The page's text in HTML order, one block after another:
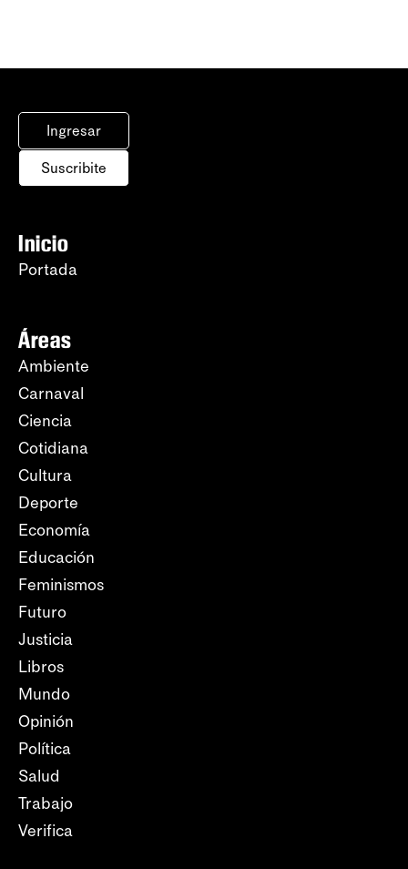
Ingresar
Suscribite
Inicio
Portada
Áreas
Ambiente
Carnaval
Ciencia
Cotidiana
Cultura
Deporte
Economía
Educación
Feminismos
Futuro
Justicia
Libros
Mundo
Opinión
Política
Salud
Trabajo
Verifica